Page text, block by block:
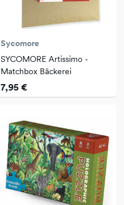
Sycomore
SYCOMORE Artissimo -
Matchbox Bäckerei
7,95 €